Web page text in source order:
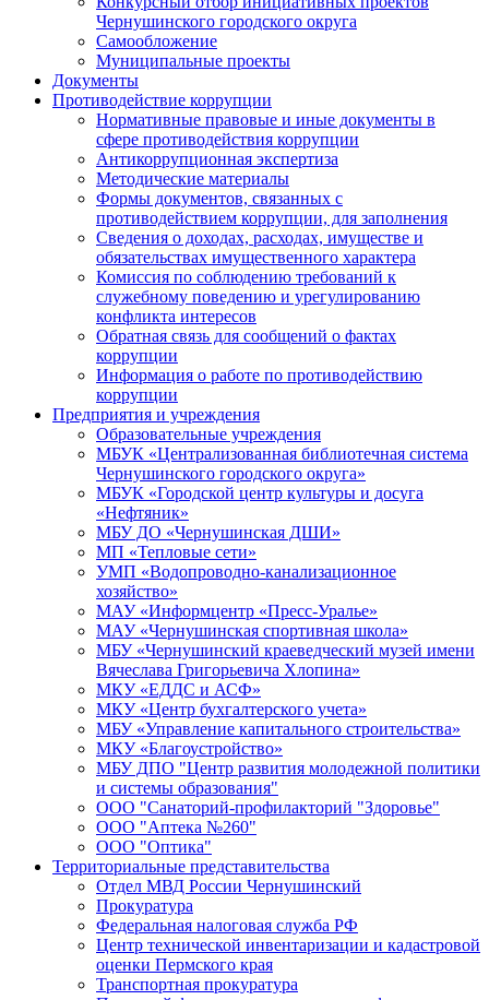
Чернушинского городского округа
Самообложение
Муниципальные проекты
Документы
Противодействие коррупции
Нормативные правовые и иные документы в
сфере противодействия коррупции
Антикоррупционная экспертиза
Методические материалы
Формы документов, связанных с
противодействием коррупции, для заполнения
Сведения о доходах, расходах, имуществе и
обязательствах имущественного характера
Комиссия по соблюдению требований к
служебному поведению и урегулированию
конфликта интересов
Обратная связь для сообщений о фактах
коррупции
Информация о работе по противодействию
коррупции
Предприятия и учреждения
Образовательные учреждения
МБУК «Централизованная библиотечная система
Чернушинского городского округа»
МБУК «Городской центр культуры и досуга
«Нефтяник»
МБУ ДО «Чернушинская ДШИ»
МП «Тепловые сети»
УМП «Водопроводно-канализационное
хозяйство»
МАУ «Информцентр «Пресс-Уралье»
МАУ «Чернушинская спортивная школа»
МБУ «Чернушинский краеведческий музей имени
Вячеслава Григорьевича Хлопина»
МКУ «ЕДДС и АСФ»
МКУ «Центр бухгалтерского учета»
МБУ «Управление капитального строительства»
МКУ «Благоустройство»
МБУ ДПО "Центр развития молодежной политики
и системы образования"
ООО "Санаторий-профилакторий "Здоровье"
ООО "Аптека №260"
ООО "Оптика"
Территориальные представительства
Отдел МВД России Чернушинский
Прокуратура
Федеральная налоговая служба РФ
Центр технической инвентаризации и кадастровой
оценки Пермского края
Транспортная прокуратура